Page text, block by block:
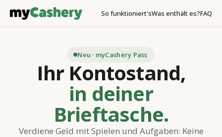
So funktioniert'sWas enthält es?FAQ
Neu · myCashery Pass
Ihr Kontostand,
in deiner
Brieftasche.
Verdiene Geld mit Spielen und Aufgaben: Keine